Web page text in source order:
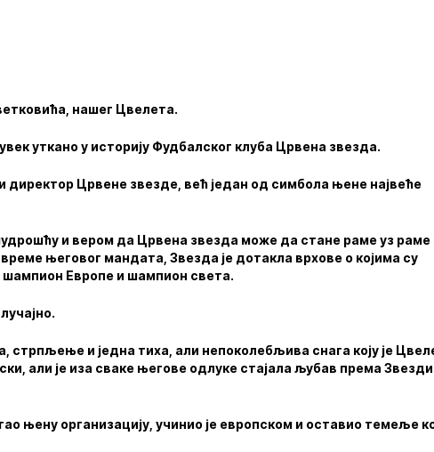
нашег Цвелета.
уткано у историју Фудбалског клуба Црвена звезда.
директор Црвене звезде, већ један од симбола њене највеће
и вером да Црвена звезда може да стане раме уз раме
његовог мандата, Звезда је дотакла врхове о којима су
шампион Европе и шампион света.
стрпљење и једна тиха, али непоколебљива снага коју је
али је иза сваке његове одлуке стајала љубав према Звезди
њену организацију, учинио је европском и оставио темеље